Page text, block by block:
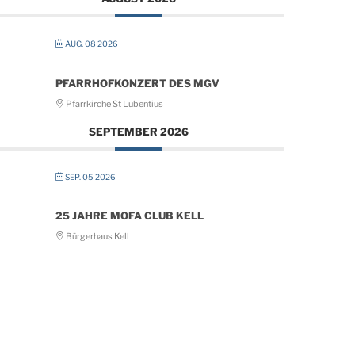
AUG. 08 2026
PFARRHOFKONZERT DES MGV
Pfarrkirche St Lubentius
SEPTEMBER 2026
SEP. 05 2026
25 JAHRE MOFA CLUB KELL
Bürgerhaus Kell